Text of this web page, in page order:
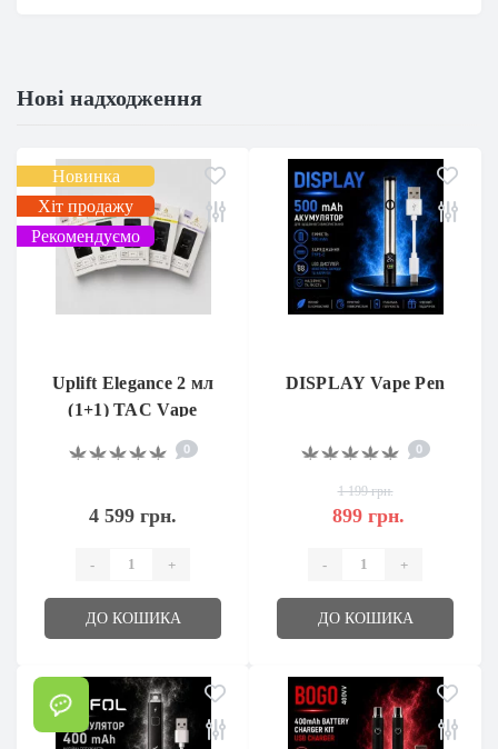
Нові надходження
Новинка
Хіт продажу
Рекомендуємо
Uplift Elegance 2 мл
(1+1) TAC Vape
0
4 599 грн.
- +
ДО КОШИКА
DISPLAY Vape Pen
0
1 199 грн.
899 грн.
- +
ДО КОШИКА